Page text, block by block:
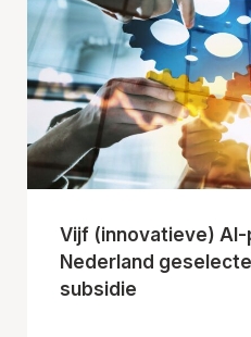
Vijf (innovatieve)
Nederland
subsidie